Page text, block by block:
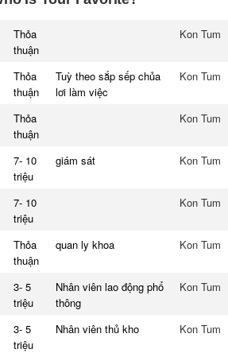
Thỏa
thuận
Kon Tum
Thỏa
thuận
Tuỳ theo sắp sếp chủa
lơi làm việc
Kon Tum
Thỏa
thuận
Kon Tum
7- 10
triệu
giám sát Kon Tum
7- 10
triệu
Kon Tum
Thỏa
thuận
quan ly khoa Kon Tum
3- 5
triệu
Nhân viên lao động phổ
thông
Kon Tum
3- 5
triệu
Nhân viên thủ kho Kon Tum